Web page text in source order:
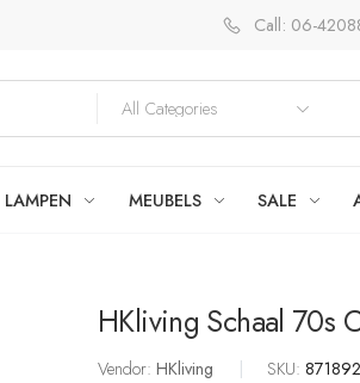
Call: 06-
LAMPEN MEUBELS SALE
HKliving Schaal 70s
Vendor: HKliving SKU: